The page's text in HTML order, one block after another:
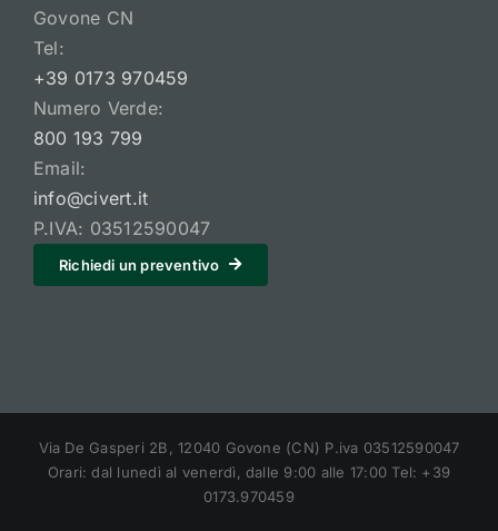
Govone CN
Tel:
+39 0173 970459
Numero Verde:
800 193 799
Email:
info@civert.it
P.IVA: 03512590047
Richiedi un preventivo
Via De Gasperi 2B, 12040 Govone (CN) P.iva 03512590047
Orari: dal lunedì al venerdì, dalle 9:00 alle 17:00 Tel: +39
0173.970459